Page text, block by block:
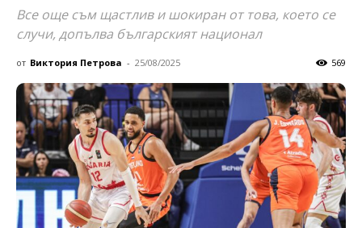
Все още съм щастлив и шокиран от това, което се
случи, допълва българският национал
от Виктория Петрова - 25/08/2025 569